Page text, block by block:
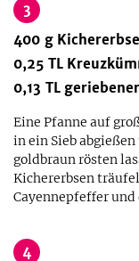
3
400 g
0,25 TL
0,13 TL
Eine Pfanne auf
in ein Sieb
goldbraun rösten
Kichererbsen
Cayennepfeffer
4